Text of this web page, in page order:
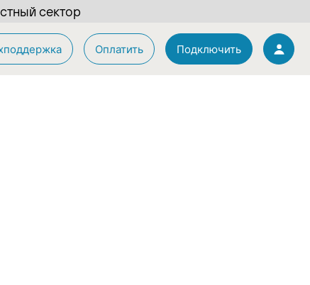
сектор
Оплатить Подключить